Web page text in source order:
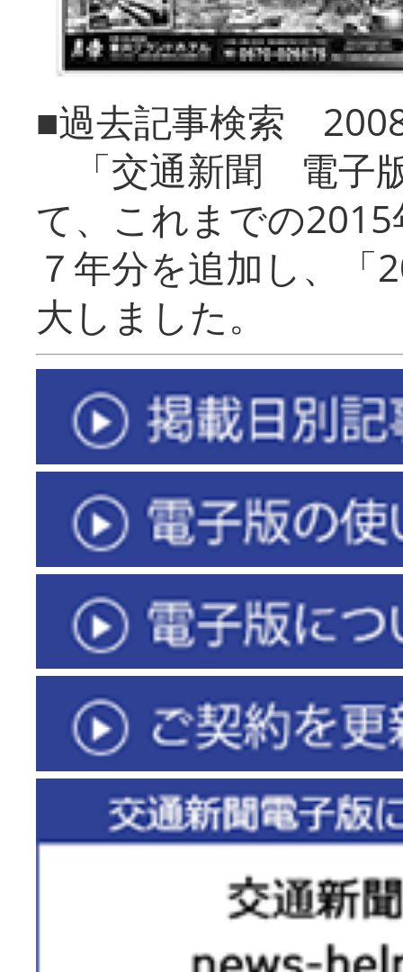
■過去記事検索
「交通新聞 電子
て、これまでの
７年分を追加し、「
大しまし